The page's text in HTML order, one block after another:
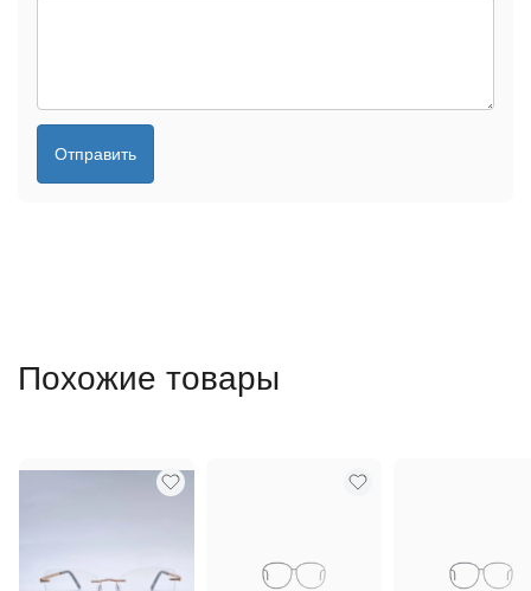
Отправить
Похожие товары